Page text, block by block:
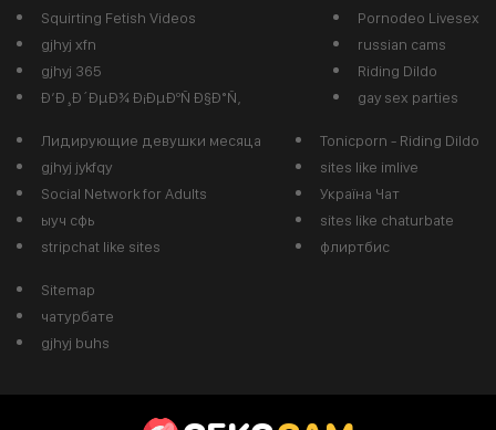
Squirting Fetish Videos
gjhyj xfn
gjhyj 365
Ð’Ð¸Ð´ÐµÐ¾ Ð¡ÐµÐºÑ Ð§Ð°Ñ‚
Pornodeo Livesex
russian cams
Riding Dildo
gay sex parties
Лидирующие девушки месяца
gjhyj jykfqy
Social Network for Adults
ыуч сфь
stripchat like sites
Tonicporn - Riding Dildo
sites like imlive
Україна Чат
sites like chaturbate
флиртбис
Sitemap
чатурбате
gjhyj buhs